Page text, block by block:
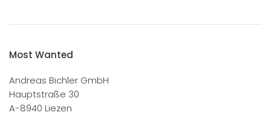
Most Wanted
Andreas Bichler GmbH
Hauptstraße 30
A-8940 Liezen